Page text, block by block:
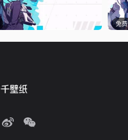
免费